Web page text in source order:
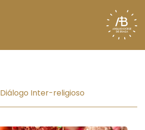
Diálogo Inter-religioso